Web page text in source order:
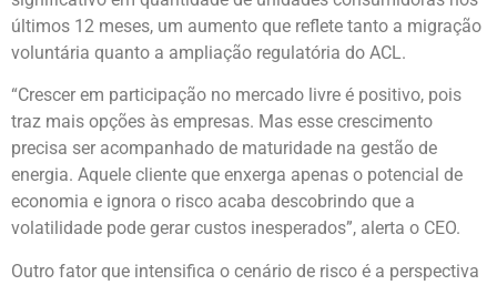
últimos 12 meses, um aumento que reflete tanto a migração
voluntária quanto a ampliação regulatória do ACL.
“Crescer em participação no mercado livre é positivo, pois
traz mais opções às empresas. Mas esse crescimento
precisa ser acompanhado de maturidade na gestão de
energia. Aquele cliente que enxerga apenas o potencial de
economia e ignora o risco acaba descobrindo que a
volatilidade pode gerar custos inesperados”, alerta o CEO.
Outro fator que intensifica o cenário de risco é a perspectiva